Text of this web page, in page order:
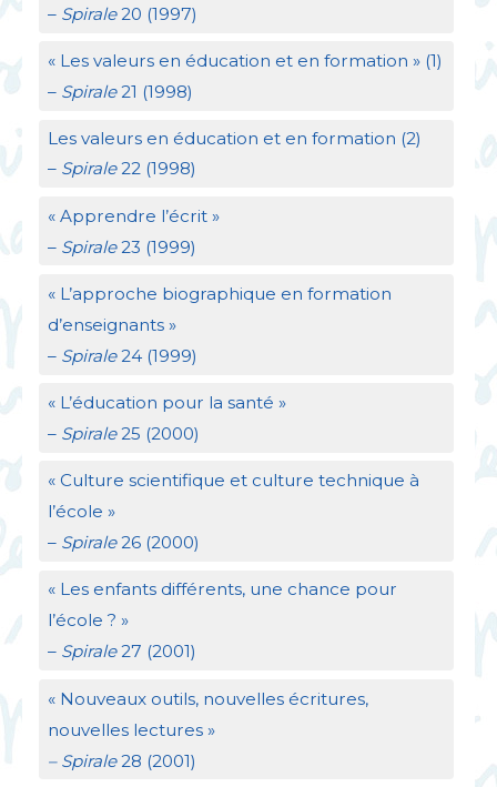
– Spirale20 (1997)
« Les valeurs en éducation et en formation » (1)
– Spirale21 (1998)
Les valeurs en éducation et en formation (2)
–Spirale22 (1998)
« Apprendre l’écrit »
– Spirale23 (1999)
« L’approche biographique en formation
d’enseignants »
– Spirale24 (1999)
« L’éducation pour la santé »
– Spirale25 (2000)
« Culture scientifique et culture technique à
l’école »
– Spirale26 (2000)
« Les enfants différents, une chance pour
l’école ? »
– Spirale27 (2001)
« Nouveaux outils, nouvelles écritures,
nouvelles lectures »
– Spirale28 (2001)